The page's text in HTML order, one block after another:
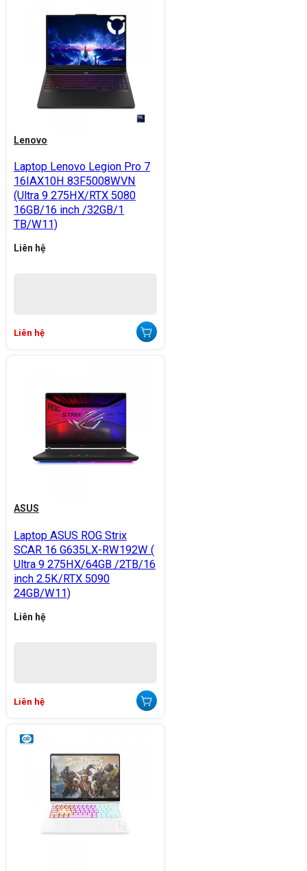
Lenovo
Laptop Lenovo Legion Pro 7
16IAX10H 83F5008WVN
(Ultra 9 275HX/RTX 5080
16GB/16 inch /32GB/1
TB/W11)
Liên hệ
Liên hệ
ASUS
Laptop ASUS ROG Strix
SCAR 16 G635LX-RW192W (
Ultra 9 275HX/64GB /2TB/16
inch 2.5K/RTX 5090
24GB/W11)
Liên hệ
Liên hệ